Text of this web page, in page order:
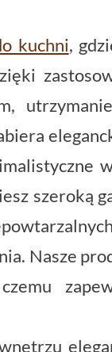
kuchni,
szeroką
Nasze